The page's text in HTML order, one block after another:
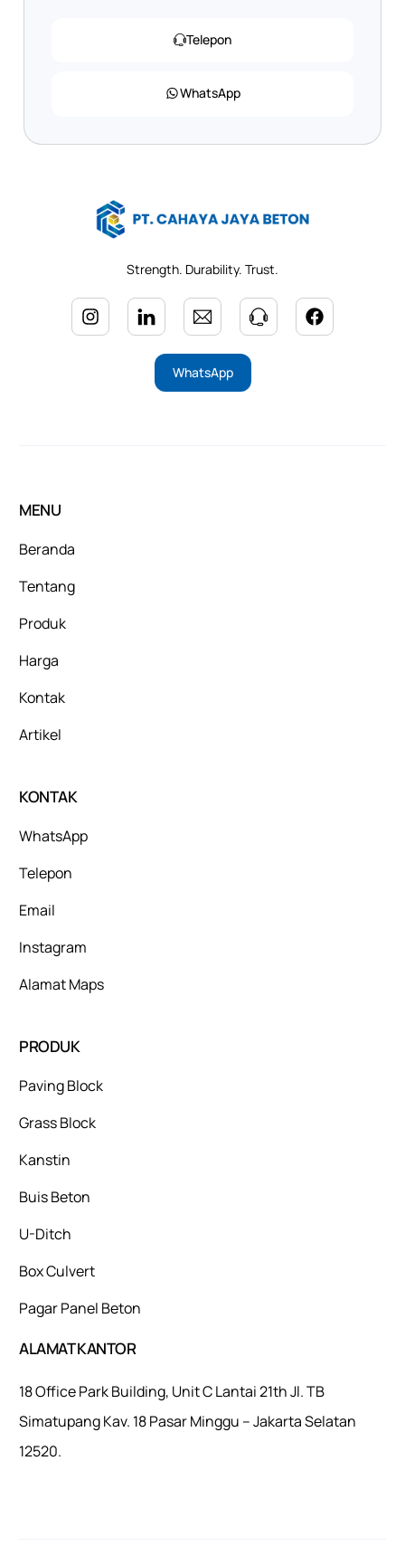
Telepon
WhatsApp
Strength. Durability. Trust.
WhatsApp
MENU
Beranda
Tentang
Produk
Harga
Kontak
Artikel
KONTAK
WhatsApp
Telepon
Email
Instagram
Alamat Maps
PRODUK
Paving Block
Grass Block
Kanstin
Buis Beton
U-Ditch
Box Culvert
Pagar Panel Beton
ALAMAT KANTOR
18 Office Park Building, Unit C Lantai 21th Jl. TB
Simatupang Kav. 18 Pasar Minggu – Jakarta Selatan
12520.